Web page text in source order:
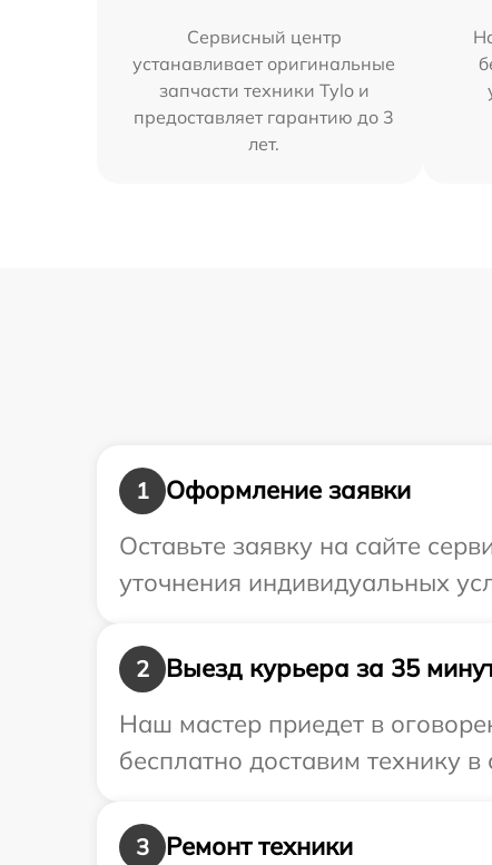
Сервисный центр
устанавливает оригинальные
запчасти техники Tylo и
предоставляет гарантию до 3
лет.
1
Оформление заявки
Оставьте заявку на сайте
уточнения индивидуальных
2
Выезд курьера за 35
Наш мастер приедет в
бесплатно доставим технику
3
Ремонт техники